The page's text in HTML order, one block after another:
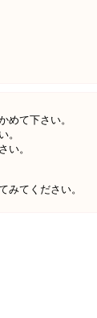
めて下さい。
。
い。
みてください。